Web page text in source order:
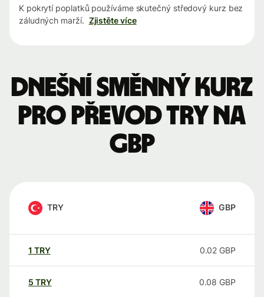
K pokrytí poplatků používáme skutečný středový kurz bez
záludných marží. Zjistěte více
Dnešní směnný kurz
pro převod TRY na
GBP
TRY GBP
1 TRY 0.02 GBP
5 TRY 0.08 GBP